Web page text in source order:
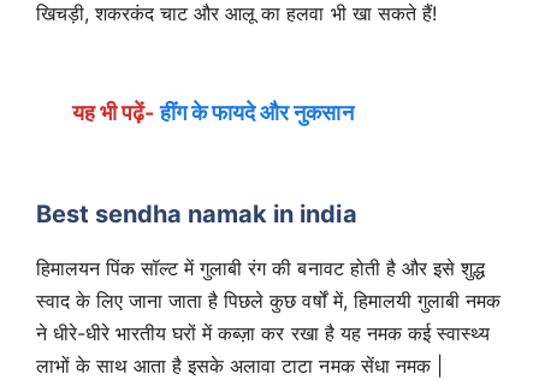
खिचड़ी, शकरकंद चाट और आलू का हलवा भी खा सकते हैं!
यह भी पढ़ें- हींग के फायदे और नुकसान
Best sendha namak in india
हिमालयन पिंक सॉल्ट में गुलाबी रंग की बनावट होती है और इसे शुद्ध
स्वाद के लिए जाना जाता है पिछले कुछ वर्षों में, हिमालयी गुलाबी नमक
ने धीरे-धीरे भारतीय घरों में कब्ज़ा कर रखा है यह नमक कई स्वास्थ्य
लाभों के साथ आता है इसके अलावा टाटा नमक सेंधा नमक |